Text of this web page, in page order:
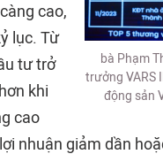
bà Phạm
trưởng VARS
động sản
cao,
lục. Từ
tư trở
khi
cao
nhuận giảm dần